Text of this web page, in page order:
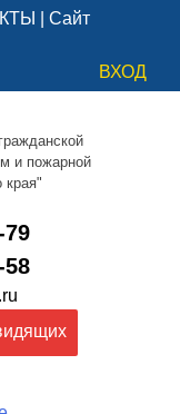
Сайт
ВХОД
и пожарной
края"
79
58